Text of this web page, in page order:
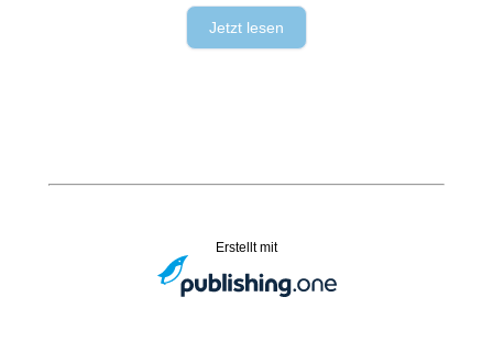
Jetzt lesen
Erstellt mit